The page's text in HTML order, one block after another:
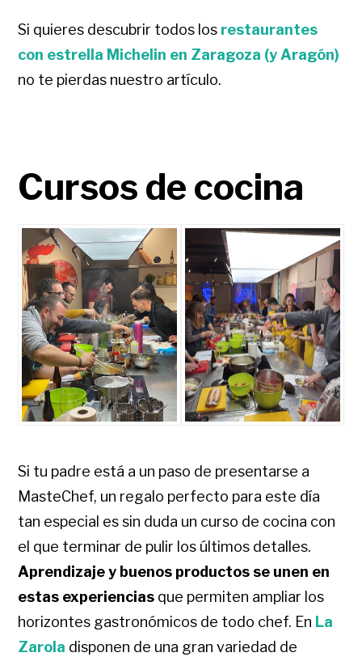
Si quieres descubrir todos los restaurantes
con estrella Michelin en Zaragoza (y Aragón)
no te pierdas nuestro artículo.
Cursos de cocina
Si tu padre está a un paso de presentarse a
MasteChef, un regalo perfecto para este día
tan especial es sin duda un curso de cocina con
el que terminar de pulir los últimos detalles.
Aprendizaje y buenos productos se unen en
estas experiencias que permiten ampliar los
horizontes gastronómicos de todo chef. En La
Zarola disponen de una gran variedad de